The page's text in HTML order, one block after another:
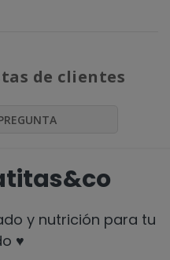
de clientes
y nutrición para tu
♥️